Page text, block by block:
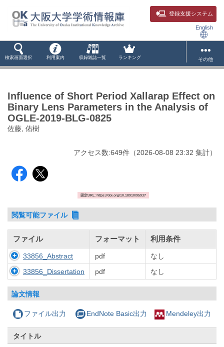
登録支援システム
English
検索画面選択 利用案内 収録雑誌一覧 ランキング その他
Influence of Short Period Xallarap Effect on
Binary Lens Parameters in the Analysis of
OGLE-2019-BLG-0825
佐藤, 佑樹
アクセス数:649件 （2026-08-08 23:32 集計）
固定URL: https://doi.org/10.18910/95937
閲覧可能ファイル
ファイル フォーマット 利用条件
33856_Abstract pdf
なし
33856_Dissertation
pdf なし
論文情報
ファイル出力 EndNote Basic出力 Mendeley出力
タイトル